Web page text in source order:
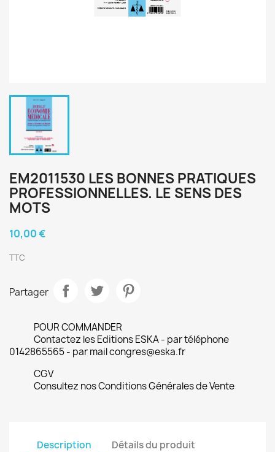
EM2011530 LES BONNES PRATIQUES
PROFESSIONNELLES. LE SENS DES
MOTS
10,00 €
TTC
Partager
POUR COMMANDER
Contactez les Editions ESKA - par téléphone
0142865565 - par mail congres@eska.fr
CGV
Consultez nos Conditions Générales de Vente
Description Détails du produit